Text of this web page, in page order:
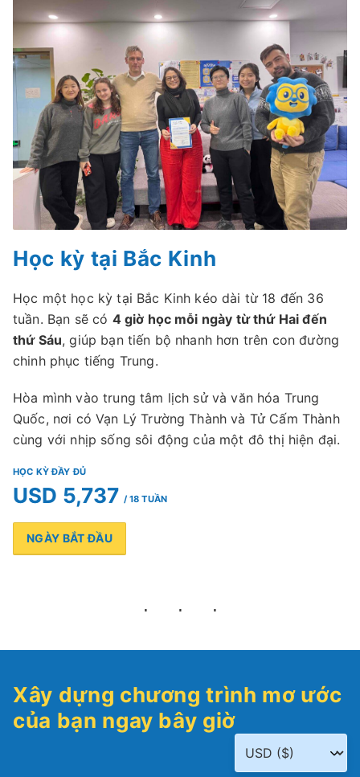
Học kỳ tại Bắc Kinh
Học một học kỳ tại Bắc Kinh kéo dài từ 18 đến 36
tuần. Bạn sẽ có 4 giờ học mỗi ngày từ thứ Hai đến
thứ Sáu, giúp bạn tiến bộ nhanh hơn trên con đường
chinh phục tiếng Trung.
Hòa mình vào trung tâm lịch sử và văn hóa Trung
Quốc, nơi có Vạn Lý Trường Thành và Tử Cấm Thành
cùng với nhịp sống sôi động của một đô thị hiện đại.
HỌC KỲ ĐẦY ĐỦ
USD 5,737 / 18 TUẦN
NGÀY BẮT ĐẦU
Xây dựng chương trình mơ ước
của bạn ngay bây giờ